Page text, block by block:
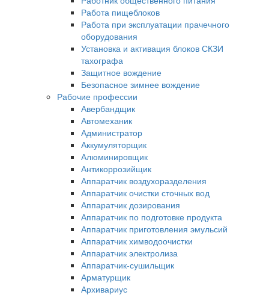
Работа пищеблоков
Работа при эксплуатации прачечного
оборудования
Установка и активация блоков СКЗИ
тахографа
Защитное вождение
Безопасное зимнее вождение
Рабочие профессии
Авербандщик
Автомеханик
Администратор
Аккумуляторщик
Алюминировщик
Антикоррозийщик
Аппаратчик воздухоразделения
Аппаратчик очистки сточных вод
Аппаратчик дозирования
Аппаратчик по подготовке продукта
Аппаратчик приготовления эмульсий
Аппаратчик химводоочистки
Аппаратчик электролиза
Аппаратчик-сушильщик
Арматурщик
Архивариус